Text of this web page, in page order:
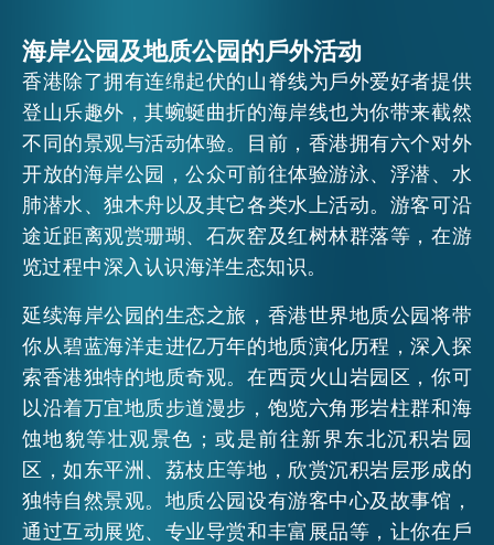
海岸公园及地质公园的戶外活动
香港除了拥有连绵起伏的山脊线为戶外爱好者提供
登山乐趣外，其蜿蜒曲折的海岸线也为你带来截然
不同的景观与活动体验。目前，香港拥有六个对外
开放的海岸公园，公众可前往体验游泳、浮潜、水
肺潜水、独木舟以及其它各类水上活动。游客可沿
途近距离观赏珊瑚、石灰窑及红树林群落等，在游
览过程中深入认识海洋生态知识。
延续海岸公园的生态之旅，香港世界地质公园将带
你从碧蓝海洋走进亿万年的地质演化历程，深入探
索香港独特的地质奇观。在西贡火山岩园区，你可
以沿着万宜地质步道漫步，饱览六角形岩柱群和海
蚀地貌等壮观景色；或是前往新界东北沉积岩园
区，如东平洲、荔枝庄等地，欣赏沉积岩层形成的
独特自然景观。地质公园设有游客中心及故事馆，
通过互动展览、专业导赏和丰富展品等，让你在戶